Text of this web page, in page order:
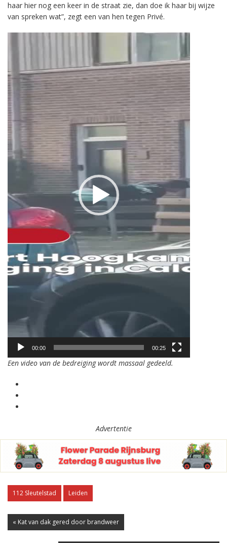
haar hier nog een keer in de straat zie, dan doe ik haar bij wijze
van spreken wat”, zegt een van hen tegen Privé.
00:00 00:25
Een video van de bedreiging wordt massaal gedeeld.
Advertentie
112 Sleutelstad Leiden
« Kat van dak gered door brandweer